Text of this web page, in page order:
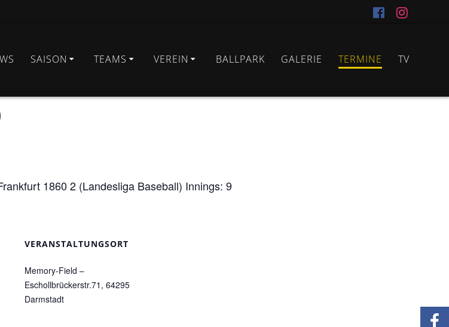
SAISON TEAMS VEREIN BALLPARK GALERIE TERMINE TV
1860 2 (Landesliga Baseball) Innings: 9
VERANSTALTUNGSORT
Memory-Field –
Eschollbrückerstr.71, 64295
Darmstadt